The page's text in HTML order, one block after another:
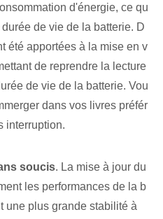
d'énergie, ce qu
de vie de la batterie. D
été apportées à la mise en v
de reprendre la lecture
de vie de la batterie. Vou
dans vos livres préfér
interruption.
soucis. La mise à jour du
les performances de la b
une plus grande stabilité à